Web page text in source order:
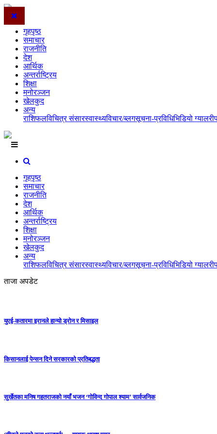
गृहपृष्ठ
समाचार
राजनीति
देश
आर्थिक
अन्तर्राष्ट्रिय
शिक्षा
मनोरञ्जन
खेलकुद
अन्य
राशिफलविचित्र संसारस्वास्थ्यविचार/ब्लगसूचना-प्रविधिभिडियो ग्यालरी
गृहपृष्ठ
समाचार
राजनीति
देश
आर्थिक
अन्तर्राष्ट्रिय
शिक्षा
मनोरञ्जन
खेलकुद
अन्य
राशिफलविचित्र संसारस्वास्थ्यविचार/ब्लगसूचना-प्रविधिभिडियो ग्यालरी
ताजा अपडेट
युएई-कतारमा इरानले हान्यो ड्रोन र मिसाइल
किसानलाई पेन्सन दिने सरकारको प्रतिबद्धता
सुर्खेतका मनिष गहतराजको नयाँ भजन ‘गोविन्द गोपाल श्याम’ सार्वजनिक